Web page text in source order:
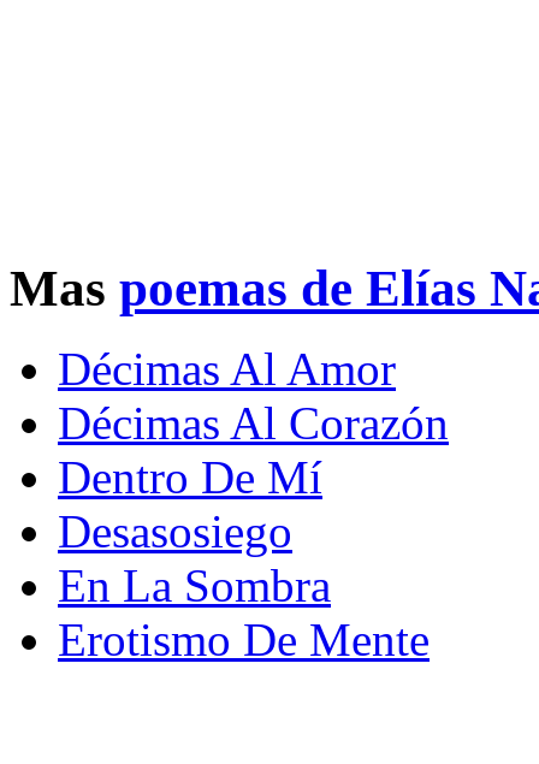
Mas poemas de Elías
Décimas Al Amor
Décimas Al Corazón
Dentro De Mí
Desasosiego
En La Sombra
Erotismo De Mente